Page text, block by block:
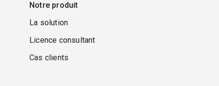
Notre produit
La solution
Licence consultant
Cas clients